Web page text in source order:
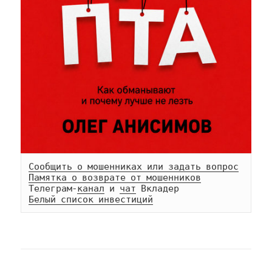
Сообщить о мошенниках или задать вопрос
Памятка о возврате от мошенников
Телеграм-канал и чат
Белый список инвестиций